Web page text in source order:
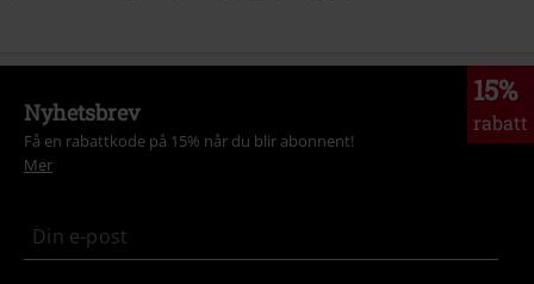
15%
rabatt
Nyhetsbrev
Få en rabattkode på 15% når du blir abonnent!
Mer